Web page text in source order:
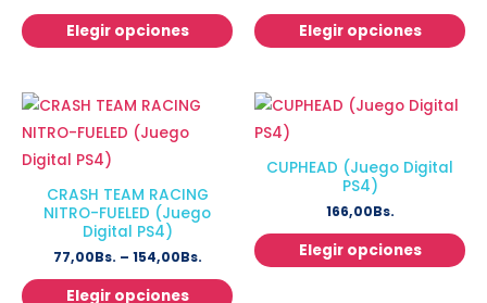
Elegir opciones Elegir opciones
CRASH TEAM RACING
NITRO-FUELED (Juego
Digital PS4)
77,00Bs. – 154,00Bs.
Elegir opciones
CUPHEAD (Juego Digital
PS4)
166,00Bs.
Elegir opciones